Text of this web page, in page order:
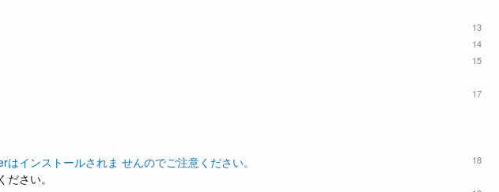
13
14
15
17
18
インストールされま せんのでご注意ください。
さい。